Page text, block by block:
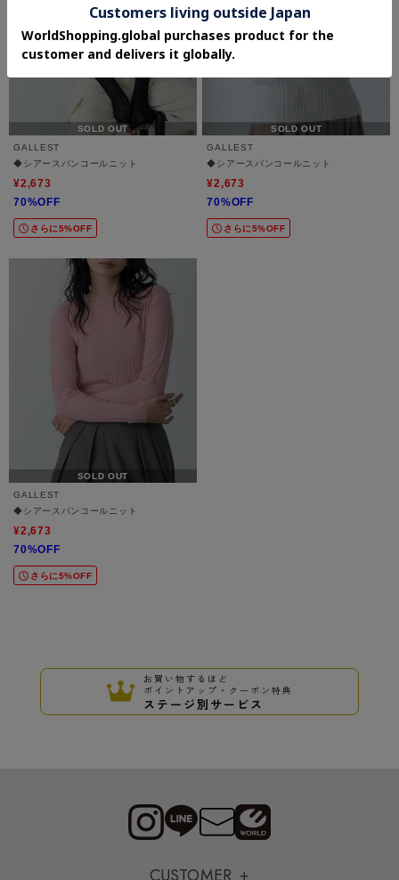
SOLD OUT
GALLEST
◆シアースパンコールニット
¥2,673
70%OFF
さらに5%OFF
SOLD OUT
GALLEST
◆シアースパンコールニット
¥2,673
70%OFF
さらに5%OFF
SOLD OUT
GALLEST
◆シアースパンコールニット
¥2,673
70%OFF
さらに5%OFF
お買い物するほど
ポイントアップ・クーポン特典
ステージ別サービス